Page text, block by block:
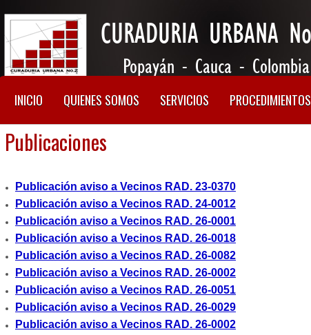
INICIO QUIENES SOMOS SERVICIOS PROCEDIMIENTOS
Publicaciones
Publicación aviso a Vecinos RAD. 23-0370
Publicación aviso a Vecinos RAD. 24-0012
Publicación aviso a Vecinos RAD. 26-0001
Publicación aviso a Vecinos RAD. 26-0018
Publicación aviso a Vecinos RAD. 26-0082
Publicación aviso a Vecinos RAD. 26-0002
Publicación aviso a Vecinos RAD. 26-0051
Publicación aviso a Vecinos RAD. 26-0029
Publicación aviso a Vecinos RAD. 26-0002